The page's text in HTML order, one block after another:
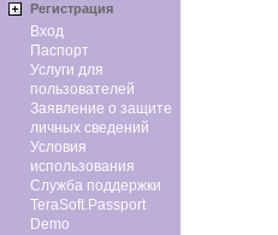
Регистрация
Вход
Паспорт
Услуги для
пользователей
Заявление о защите
личных сведений
Условия
использования
Служба поддержки
TeraSoft.Passport
Demo